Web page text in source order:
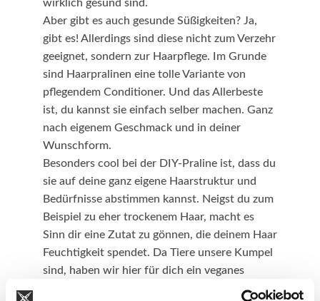
wirklich gesund sind.
Aber gibt es auch gesunde Süßigkeiten? Ja,
gibt es! Allerdings sind diese nicht zum Verzehr
geeignet, sondern zur Haarpflege. Im Grunde
sind Haarpralinen eine tolle Variante von
pflegendem Conditioner. Und das Allerbeste
ist, du kannst sie einfach selber machen. Ganz
nach eigenem Geschmack und in deiner
Wunschform.
Besonders cool bei der DIY-Praline ist, dass du
sie auf deine ganz eigene Haarstruktur und
Bedürfnisse abstimmen kannst. Neigst du zum
Beispiel zu eher trockenem Haar, macht es
Sinn dir eine Zutat zu gönnen, die deinem Haar
Feuchtigkeit spendet. Da Tiere unsere Kumpel
sind, haben wir hier für dich ein veganes
Rezept für trockenes Haar zusammengestellt.